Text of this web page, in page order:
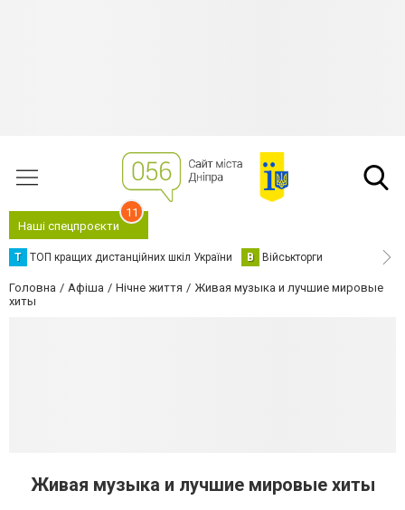
Наші спецпроєкти
11
Т ТОП кращих дистанційних шкіл України В Військторги
Головна Афіша Нічне життя
Живая музыка и лучшие мировые
хиты
Живая музыка и лучшие мировые хиты